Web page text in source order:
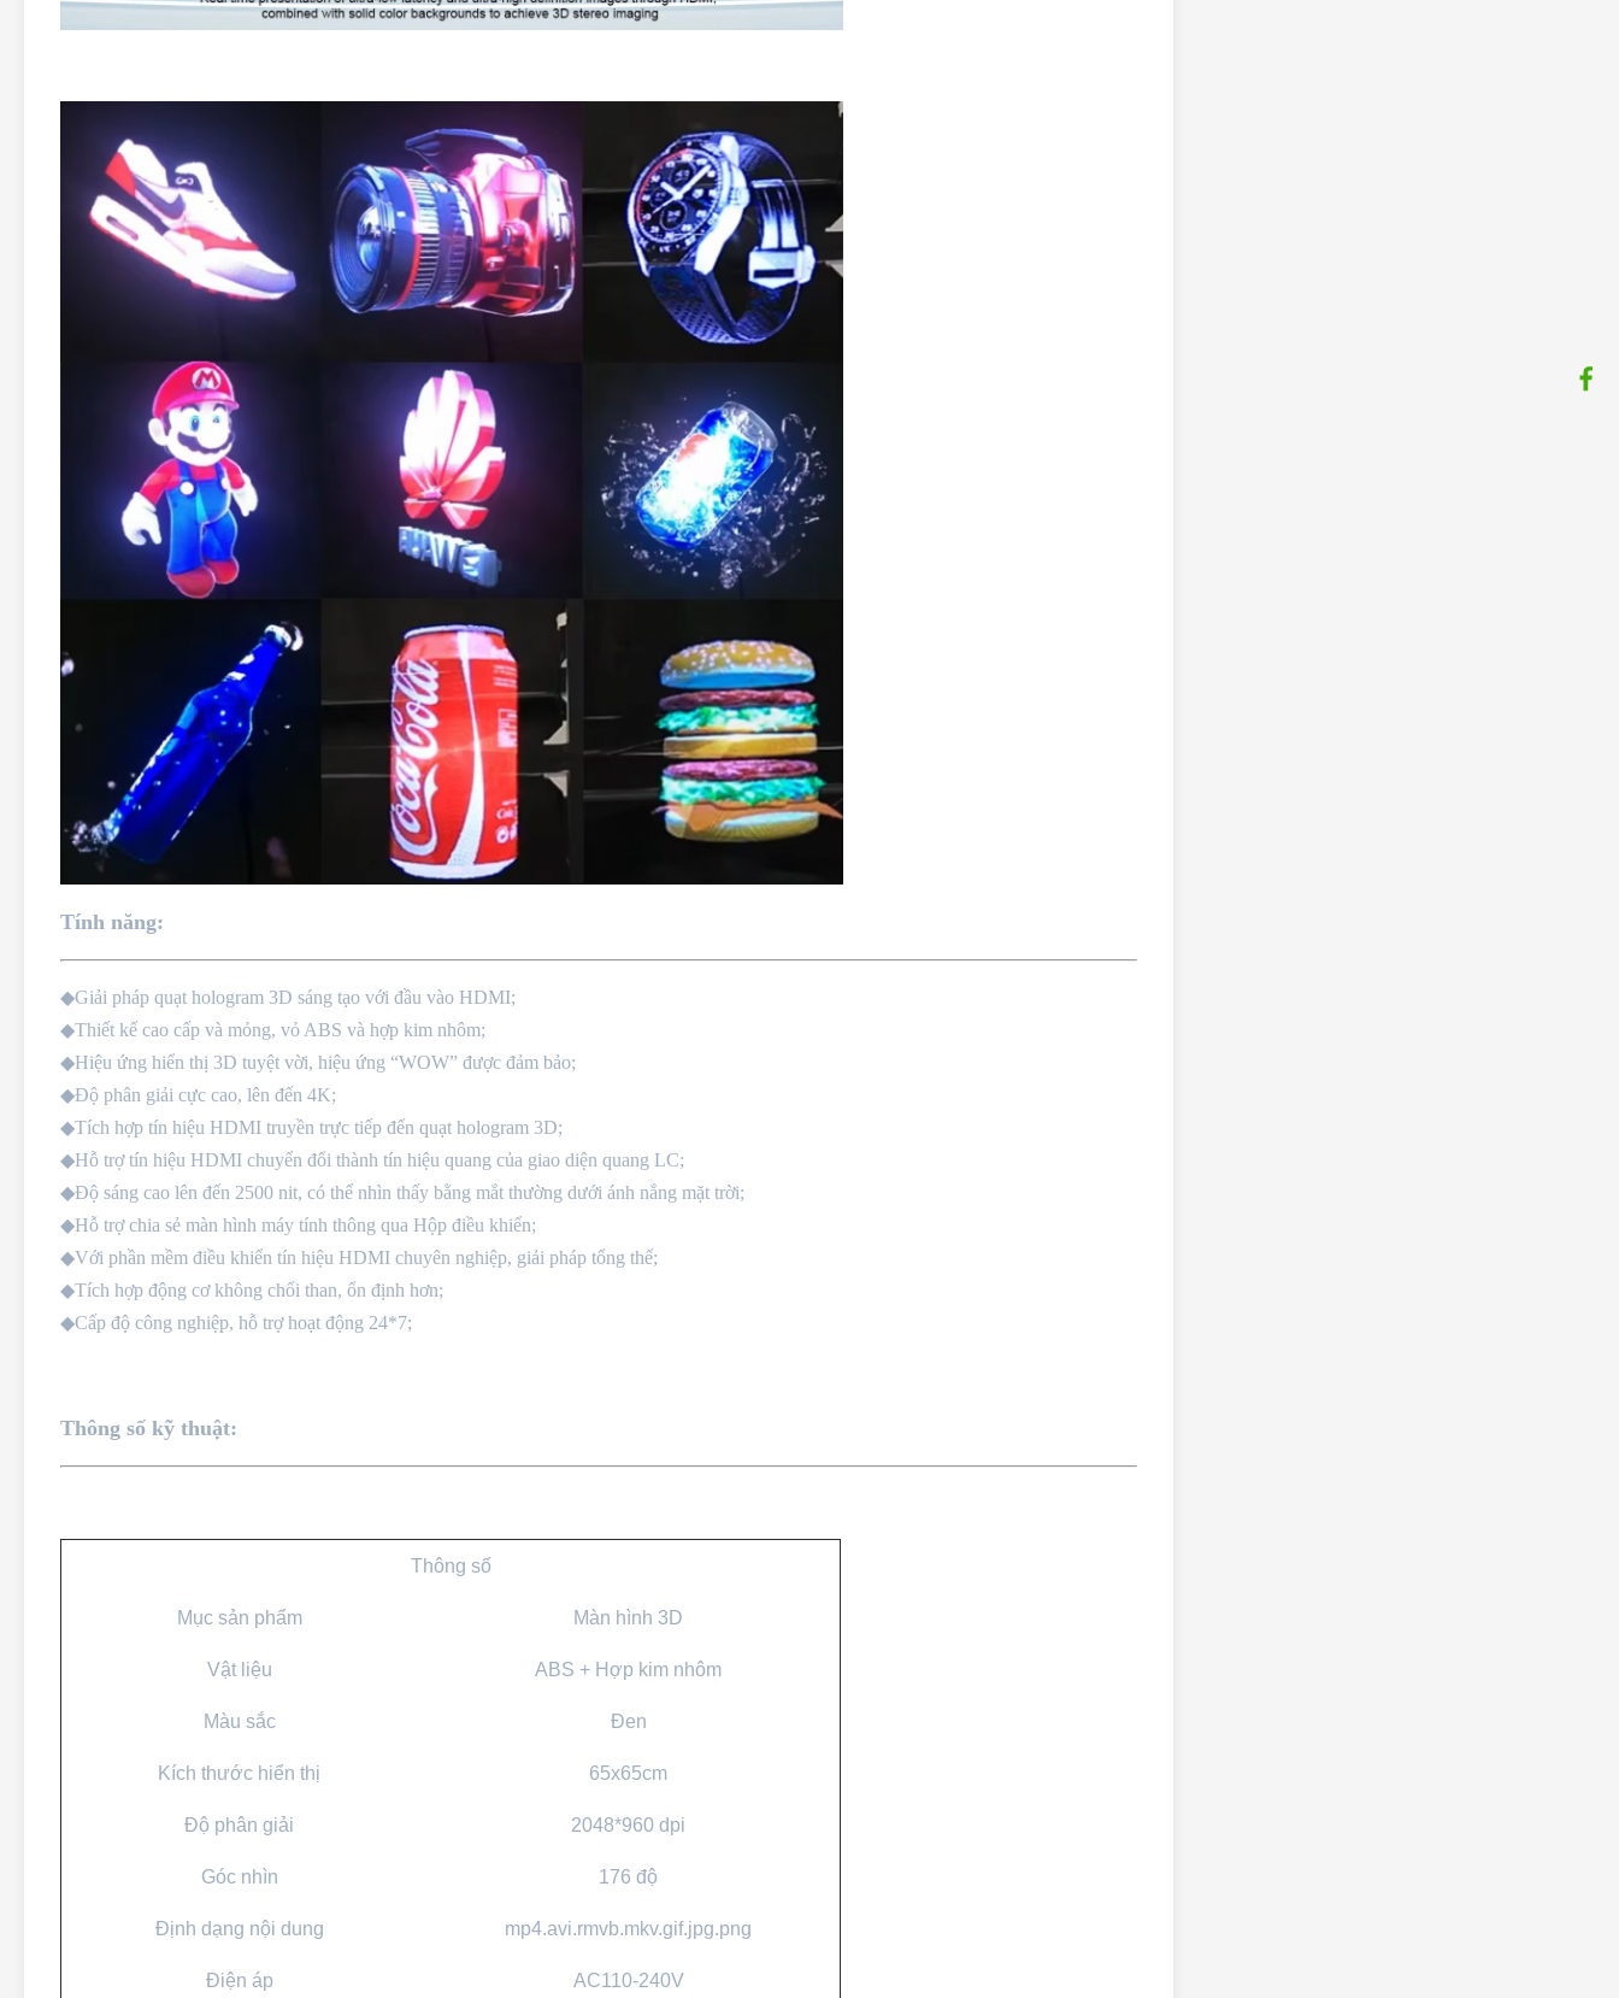
Tính năng:
◆Giải pháp quạt hologram 3D sáng tạo với đầu vào HDMI;
◆Thiết kế cao cấp và mỏng, vỏ ABS và hợp kim nhôm;
◆Hiệu ứng hiển thị 3D tuyệt vời, hiệu ứng “WOW” được đảm bảo;
◆Độ phân giải cực cao, lên đến 4K;
◆Tích hợp tín hiệu HDMI truyền trực tiếp đến quạt hologram 3D;
◆Hỗ trợ tín hiệu HDMI chuyển đổi thành tín hiệu quang của giao diện quang LC;
◆Độ sáng cao lên đến 2500 nit, có thể nhìn thấy bằng mắt thường dưới ánh nắng mặt trời;
◆Hỗ trợ chia sẻ màn hình máy tính thông qua Hộp điều khiển;
◆Với phần mềm điều khiển tín hiệu HDMI chuyên nghiệp, giải pháp tổng thể;
◆Tích hợp động cơ không chổi than, ổn định hơn;
◆Cấp độ công nghiệp, hỗ trợ hoạt động 24*7;
Thông số kỹ thuật:
Thông số
Mục sản phẩm Màn hình 3D
Vật liệu ABS + Hợp kim nhôm
Màu sắc Đen
Kích thước hiển thị 65x65cm
Độ phân giải 2048*960 dpi
Góc nhìn 176 độ
Định dạng nội dung mp4.avi.rmvb.mkv.gif.jpg.png
Điện áp AC110-240V